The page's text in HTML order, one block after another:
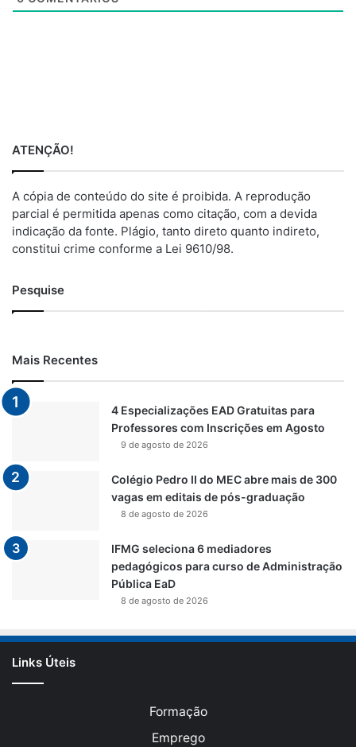
ATENÇÃO!
A cópia de conteúdo do site é proibida. A reprodução
parcial é permitida apenas como citação, com a devida
indicação da fonte. Plágio, tanto direto quanto indireto,
constitui crime conforme a Lei 9610/98.
Pesquise
Mais Recentes
4 Especializações EAD Gratuitas para
Professores com Inscrições em Agosto
9 de agosto de 2026
Colégio Pedro II do MEC abre mais de 300
vagas em editais de pós-graduação
8 de agosto de 2026
IFMG seleciona 6 mediadores
pedagógicos para curso de Administração
Pública EaD
8 de agosto de 2026
Links Úteis
Formação
Emprego